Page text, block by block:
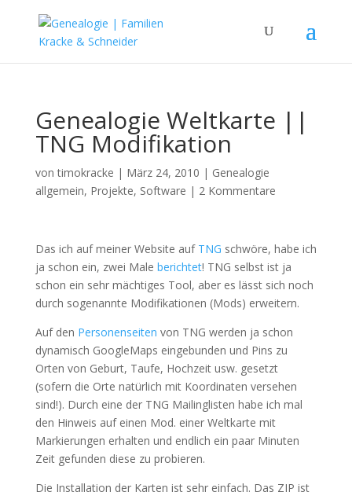
Genealogie Weltkarte ||
TNG Modifikation
vontimokracke | März 24, 2010 | Genealogie
allgemein, Projekte, Software | 2 Kommentare
Das ich auf meiner Website auf TNG schwöre, habe ich
ja schon ein, zwei Male berichtet! TNG selbst ist ja
schon ein sehr mächtiges Tool, aber es lässt sich noch
durch sogenannte Modifikationen (Mods) erweitern.
Auf den Personenseiten von TNG werden ja schon
dynamisch GoogleMaps eingebunden und Pins zu
Orten von Geburt, Taufe, Hochzeit usw. gesetzt
(sofern die Orte natürlich mit Koordinaten versehen
sind!). Durch eine der TNG Mailinglisten habe ich mal
den Hinweis auf einen Mod. einer Weltkarte mit
Markierungen erhalten und endlich ein paar Minuten
Zeit gefunden diese zu probieren.
Die Installation der Karten ist sehr einfach. Das ZIP ist